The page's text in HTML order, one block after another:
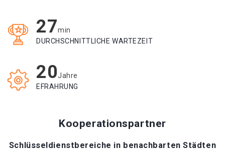
27min
DURCHSCHNITTLICHE WARTEZEIT
20Jahre
EFRAHRUNG
Kooperationspartner
Schlüsseldienstbereiche in benachbarten Städten